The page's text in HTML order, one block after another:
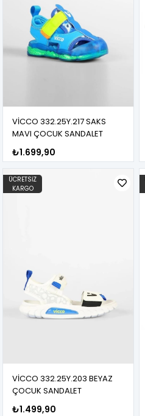
VİCCO 332.25Y.217 SAKS
MAVI ÇOCUK SANDALET
₺1.699,90
VİCCO 332.25Y.203 BEYAZ
ÇOCUK SANDALET
₺1.499,90
ÜCRETSIZ
KARGO